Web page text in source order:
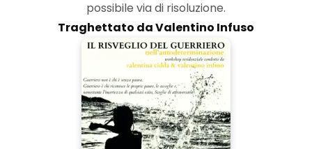
possibile via di risoluzione.
Traghettato da Valentino Infuso